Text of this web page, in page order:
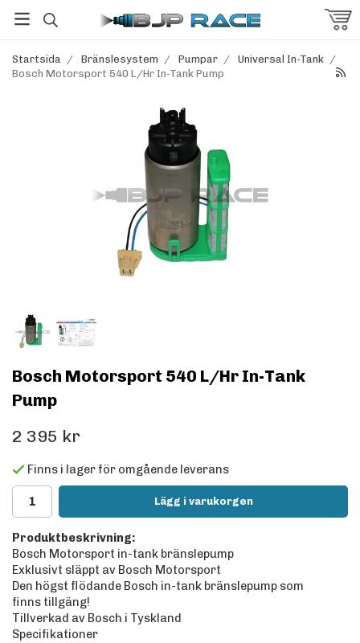
Startsida / Bränslesystem / Pumpar / Universal In-Tank /
Bosch Motorsport 540 L/Hr In-Tank Pump
Bosch Motorsport 540 L/Hr In-Tank
Pump
2 395 kr
Finns i lager för omgående leverans
Lägg i varukorgen
Produktbeskrivning:
Bosch Motorsport in-tank bränslepump
Exklusivt släppt av Bosch Motorsport
Den högst flödande Bosch in-tank bränslepump som
finns tillgäng!
Tillverkad av Bosch i Tyskland
Specifikationer